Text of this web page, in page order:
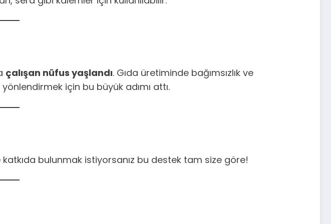
çalışan nüfus yaşlandı. Gıda üretiminde bağımsızlık ve
için bu büyük adımı attı.
bulunmak istiyorsanız bu destek tam size göre!